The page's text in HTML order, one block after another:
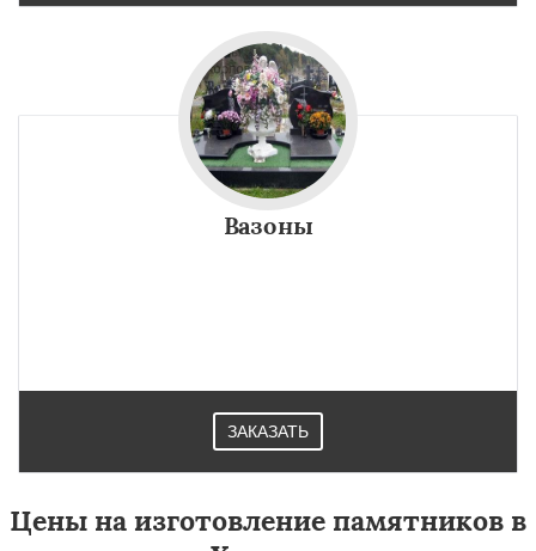
Вазоны
ЗАКАЗАТЬ
Цены на изготовление памятников в